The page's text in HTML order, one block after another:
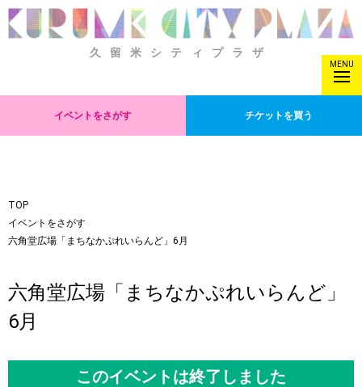
久留米シティプラザ
MENU
イベントをさがす チケットを買う
TOP
イベントをさがす
六角堂広場「まちなかぷれいらんど」6月
六角堂広場「まちなかぷれいらんど」
6月
このイベントは終了しました